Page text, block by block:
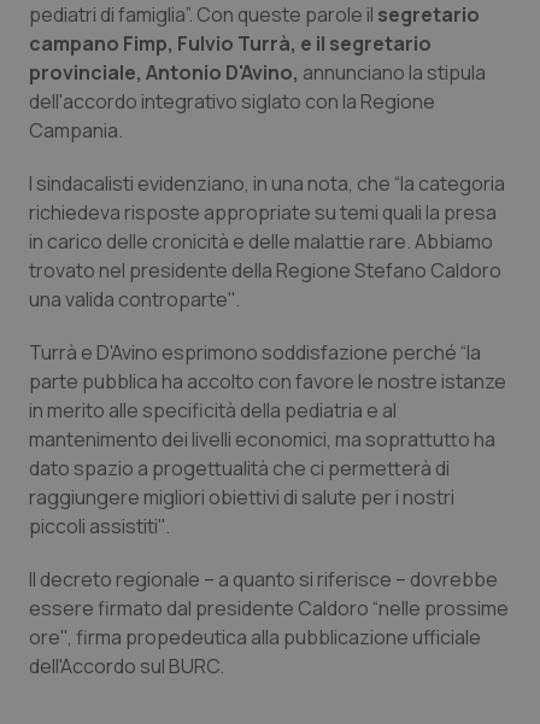
Professionisti Sanitari.AI
Abruzzo
Basilicata
Calabria
Campania
Friuli Venezia Giulia
Lazio
Liguria
Lombardia
Marche
QS Pro Gold
Artrite & artrosi
Asma & BPCO
Car-T
Dermatite Atopica
Diabete & glucometri
Disturbi dell’umore
Dolore
Donna & Salute
QS Club
pediatri di famiglia”. Con queste parole il segretario
campano Fimp, Fulvio Turrà, e il segretario
provinciale, Antonio D'Avino, annunciano la stipula
dell'accordo integrativo siglato con la Regione
Campania.
I sindacalisti evidenziano, in una nota, che “la categoria
richiedeva risposte appropriate su temi quali la presa
in carico delle cronicità e delle malattie rare. Abbiamo
trovato nel presidente della Regione Stefano Caldoro
una valida controparte''.
Turrà e D'Avino esprimono soddisfazione perché “la
parte pubblica ha accolto con favore le nostre istanze
in merito alle specificità della pediatria e al
mantenimento dei livelli economici, ma soprattutto ha
dato spazio a progettualità che ci permetterà di
raggiungere migliori obiettivi di salute per i nostri
piccoli assistiti''.
Il decreto regionale – a quanto si riferisce – dovrebbe
essere firmato dal presidente Caldoro “nelle prossime
ore'', firma propedeutica alla pubblicazione ufficiale
dell'Accordo sul BURC.